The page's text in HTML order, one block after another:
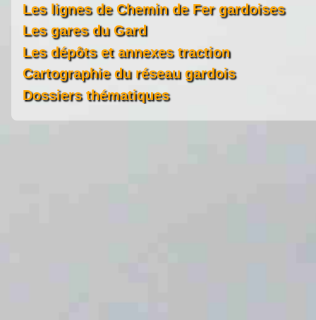
Les lignes de Chemin de Fer gardoises
Les gares du Gard
Les dépôts et annexes traction
Cartographie du réseau gardois
Dossiers thématiques